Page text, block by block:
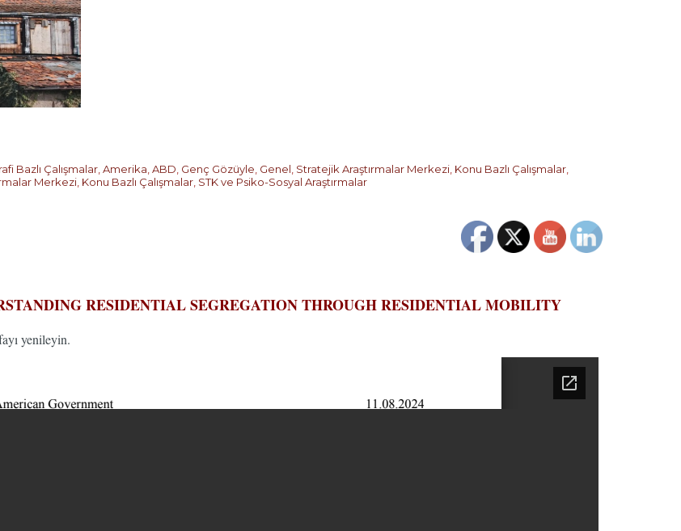
Bazlı Çalışmalar Amerika ABD Genç Gözüyle Genel Stratejik Araştırmalar Merkezi Konu Bazlı Çalışmalar
Merkezi Konu Bazlı Çalışmalar STK ve Psiko-Sosyal Araştırmalar
RESIDENTIAL SEGREGATION THROUGH RESIDENTIAL MOBILITY
yenileyin.